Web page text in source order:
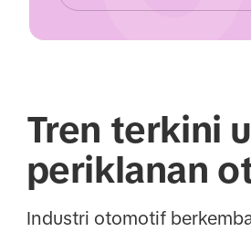
Tren terkini
periklanan
Industri otomotif